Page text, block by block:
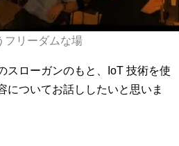
フリーダムな場
スローガンのもと、IoT 技術を使
についてお話ししたいと思いま